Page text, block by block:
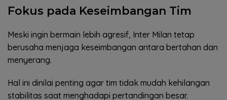
Fokus pada Keseimbangan Tim
Meski ingin bermain lebih agresif, Inter Milan tetap
berusaha menjaga keseimbangan antara bertahan dan
menyerang.
Hal ini dinilai penting agar tim tidak mudah kehilangan
stabilitas saat menghadapi pertandingan besar.